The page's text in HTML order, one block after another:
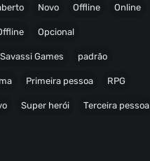
Novo Offline Online
Opcional
Games padrão
Primeira pessoa RPG
Super herói Terceira pessoa